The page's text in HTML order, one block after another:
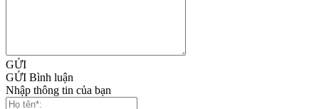
GỬI
GỬI Bình luận
Nhập thông tin của bạn